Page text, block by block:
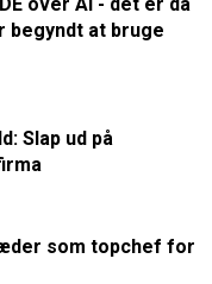
begyndt at bruge
Slap ud på
som topchef for